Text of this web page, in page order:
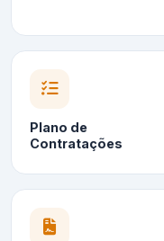
Plano de
Contratações